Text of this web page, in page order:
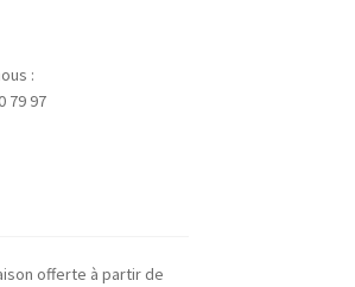
:
79 97
offerte à partir de